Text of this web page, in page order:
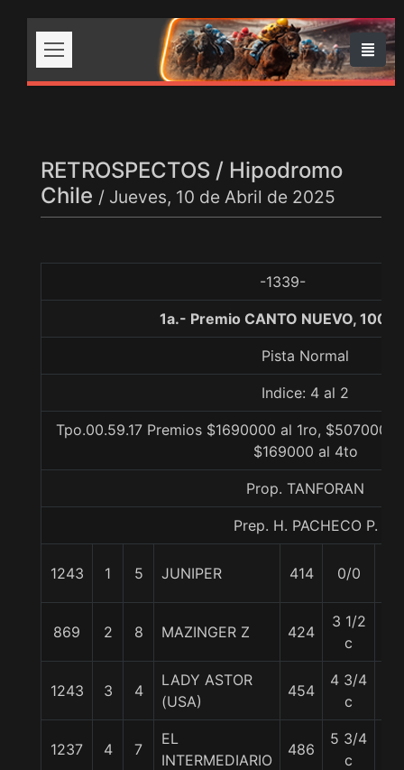
RETROSPECTOS / Hipodromo
Chile / Jueves, 10 de Abril de 2025
-1339-
1a.- Premio CANTO NUEVO, 1000
Pista Normal
Indice: 4 al 2
Tpo.00.59.17 Premios $1690000 al 1ro, $507000
$169000 al 4to
Prop. TANFORAN
Prep. H. PACHECO P.
1243 1 5 JUNIPER 414 0/0
869 2 8 MAZINGER Z 424
3 1/2
c
1243 3 4
LADY ASTOR
(USA)
454
4 3/4
c
1237 4 7
EL
INTERMEDIARIO
486
5 3/4
c